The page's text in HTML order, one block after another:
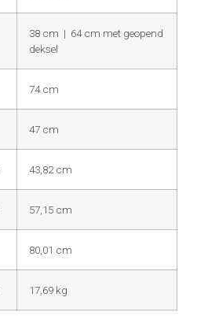
38 cm | 64 cm met geopend
deksel
74 cm
47 cm
43,82 cm
57,15 cm
80,01 cm
17,69 kg